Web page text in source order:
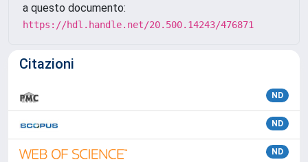
a questo documento:
https://hdl.handle.net/20.500.14243/476871
Citazioni
ND
ND
ND